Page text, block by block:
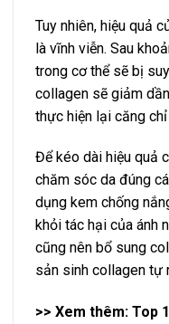
Tuy nhiên, hiệu quả
là vĩnh viễn. Sau
trong cơ thể sẽ bị
collagen sẽ giảm
thực hiện lại căng
Để kéo dài hiệu quả
chăm sóc da đúng
dụng kem chống
khỏi tác hại của ánh
cũng nên bổ sung
sản sinh collagen tự
>> Xem thêm: Top